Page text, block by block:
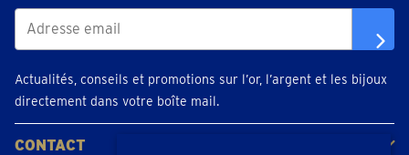
Actualités, conseils et promotions sur l’or, l’argent et les bijoux
directement dans votre boîte mail.
CONTACT